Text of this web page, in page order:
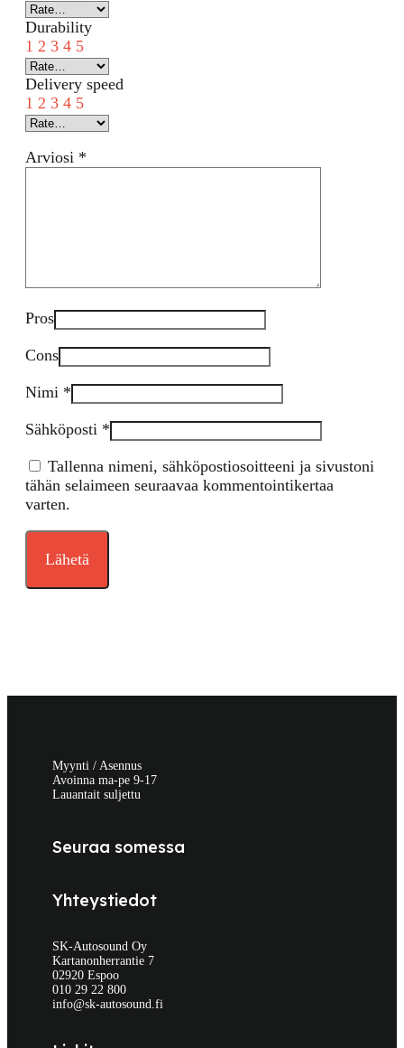
Durability
1 2 3 4 5
Delivery speed
1 2 3 4 5
Arviosi *
Pros
Cons
Nimi *
Sähköposti *
Tallenna nimeni, sähköpostiosoitteeni ja sivustoni
tähän selaimeen seuraavaa kommentointikertaa
varten.
Myynti / Asennus
Avoinna ma-pe 9-17
Lauantait suljettu
Seuraa somessa
Yhteystiedot
SK-Autosound Oy
Kartanonherrantie 7
02920 Espoo
010 29 22 800
info@sk-autosound.fi